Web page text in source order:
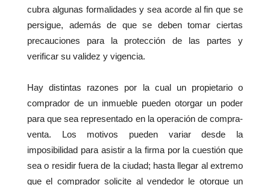
cubra algunas formalidades y sea acorde al fin que se
persigue, además de que se deben tomar ciertas
precauciones para la protección de las partes y
verificar su validez y vigencia.
Hay distintas razones por la cual un propietario o
comprador de un inmueble pueden otorgar un poder
para que sea representado en la operación de compra-
venta. Los motivos pueden variar desde la
imposibilidad para asistir a la firma por la cuestión que
sea o residir fuera de la ciudad; hasta llegar al extremo
que el comprador solicite al vendedor le otorgue un